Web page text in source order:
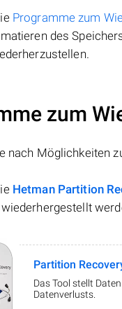
Programme zum
des
zum
nach Möglichkeiten
Hetman Partition
Partition
Das Tool stellt
Datenverlusts.